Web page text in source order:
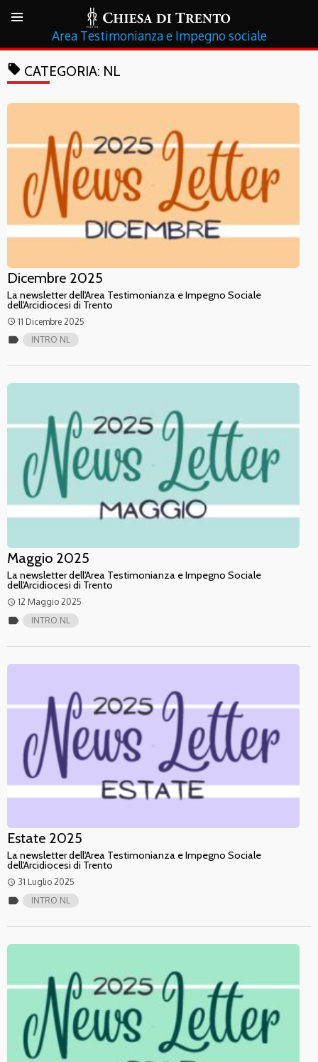
Testimonianza e Impegno sociale
local_offer CATEGORIA: NL
Dicembre 2025
La newsletter dell'Area Testimonianza e Impegno Sociale
dell'Arcidiocesi di Trento
access_time 11 Dicembre 2025
label INTRO NL
Maggio 2025
La newsletter dell'Area Testimonianza e Impegno Sociale
dell'Arcidiocesi di Trento
access_time 12 Maggio 2025
label INTRO NL
Estate 2025
La newsletter dell'Area Testimonianza e Impegno Sociale
dell'Arcidiocesi di Trento
access_time 31 Luglio 2025
label INTRO NL